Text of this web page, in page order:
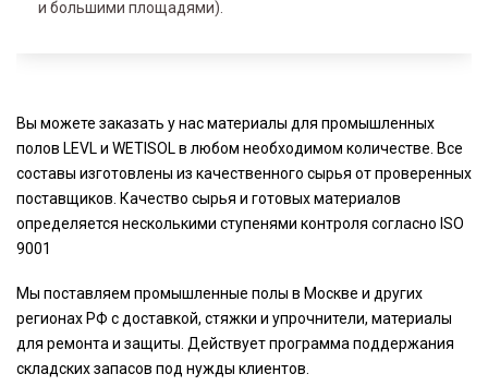
и большими площадями).
Вы можете заказать у нас материалы для промышленных
полов LEVL и WETISOL в любом необходимом количестве. Все
составы изготовлены из качественного сырья от проверенных
поставщиков. Качество сырья и готовых материалов
определяется несколькими ступенями контроля согласно ISO
9001
Мы поставляем промышленные полы в Москве и других
регионах РФ с доставкой, стяжки и упрочнители, материалы
для ремонта и защиты. Действует программа поддержания
складских запасов под нужды клиентов.